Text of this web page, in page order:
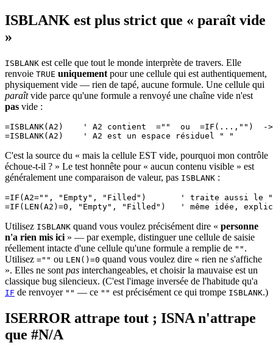
ISBLANK est plus strict que « paraît vide
»
ISBLANK est celle que tout le monde interprète de travers. Elle
renvoie TRUE uniquement pour une cellule qui est authentiquement,
physiquement vide — rien de tapé, aucune formule. Une cellule qui
paraîtvide parce qu'une formule a renvoyé une chaîne vide n'est
pas vide :
=ISBLANK(A2)    ' A2 contient  =""  ou  =IF(...,"")  ->
C'est la source du « mais la cellule EST vide, pourquoi mon contrôle
échoue-t-il ? » Le test honnête pour « aucun contenu visible » est
généralement une comparaison de valeur, pas ISBLANK :
=IF(A2="", "Empty", "Filled")       ' traite aussi le ""
Utilisez ISBLANK quand vous voulez précisément dire « personne
n'a rien mis ici » — par exemple, distinguer une cellule de saisie
réellement intacte d'une cellule qu'une formule a remplie de "" .
Utilisez ="" ou LEN()=0 quand vous voulez dire « rien ne s'affiche
». Elles ne sont pas interchangeables, et choisir la mauvaise est un
classique bug silencieux. (C'est l'image inversée de l'habitude qu'a
IF de renvoyer "" — ce "" est précisément ce qui trompe ISBLANK.)
ISERROR attrape tout ; ISNA n'attrape
que #N/A